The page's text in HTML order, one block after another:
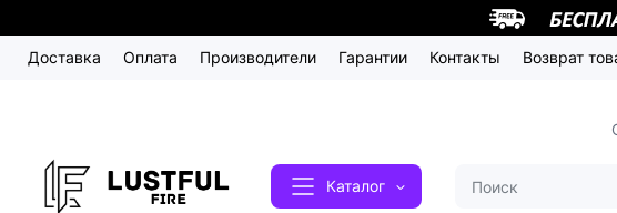
Доставка Оплата Производители Гарантии Контакты Возврат
Каталог